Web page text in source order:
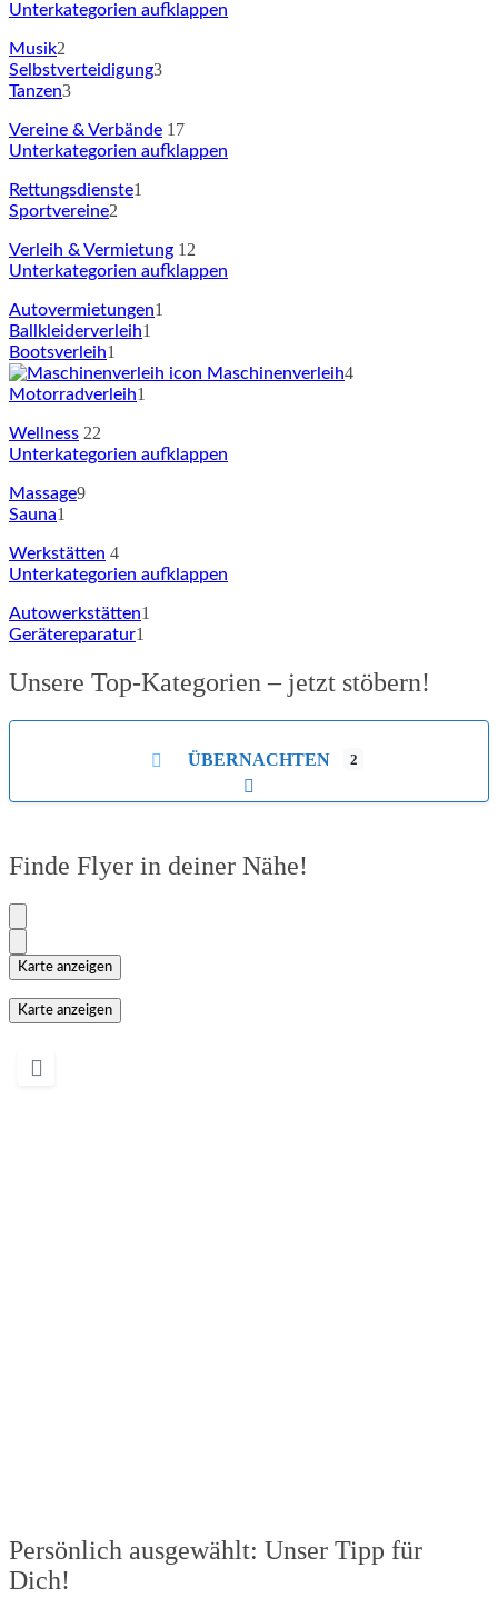
Unterkategorien aufklappen
Musik2
Selbstverteidigung3
Tanzen3
Vereine & Verbände 17
Unterkategorien aufklappen
Rettungsdienste1
Sportvereine2
Verleih & Vermietung 12
Unterkategorien aufklappen
Autovermietungen1
Ballkleiderverleih1
Bootsverleih1
Maschinenverleih4
Motorradverleih1
Wellness 22
Unterkategorien aufklappen
Massage9
Sauna1
Werkstätten 4
Unterkategorien aufklappen
Autowerkstätten1
Gerätereparatur1
Unsere Top-Kategorien – jetzt stöbern!
ÜBERNACHTEN 2
Unterkategorien aufklappen
Finde Flyer in deiner Nähe!
Karte anzeigen
Karte anzeigen
Persönlich ausgewählt: Unser Tipp für
Dich!